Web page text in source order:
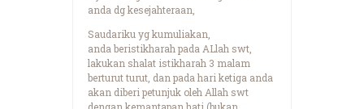
anda dg kesejahteraan,
Saudariku yg kumuliakan,
anda beristikharah pada ALlah swt,
lakukan shalat istikharah 3 malam
berturut turut, dan pada hari ketiga anda
akan diberi petunjuk oleh Allah swt
dengan kemantapan hati (bukan